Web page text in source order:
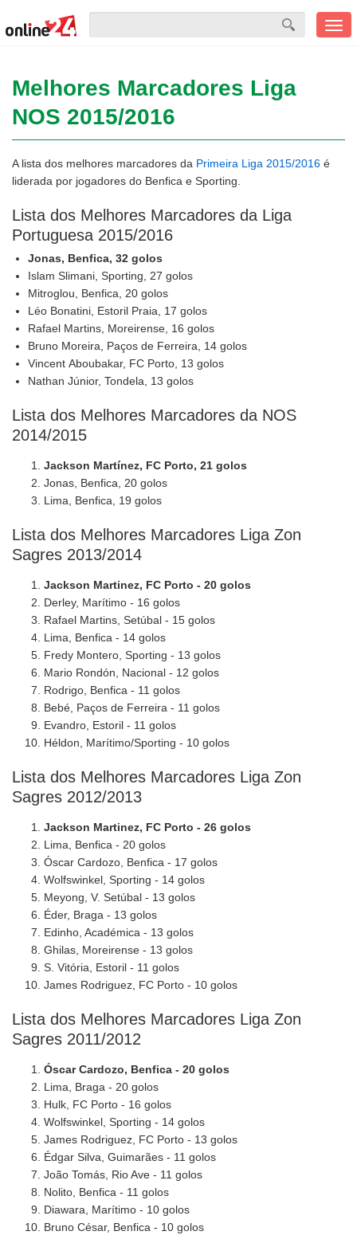
Melhores Marcadores Liga
NOS 2015/2016
A lista dos melhores marcadores da Primeira Liga 2015/2016 é
liderada por jogadores do Benfica e Sporting.
Lista dos Melhores Marcadores da Liga
Portuguesa 2015/2016
Jonas, Benfica, 32 golos
Islam Slimani, Sporting, 27 golos
Mitroglou, Benfica, 20 golos
Léo Bonatini, Estoril Praia, 17 golos
Rafael Martins, Moreirense, 16 golos
Bruno Moreira, Paços de Ferreira, 14 golos
Vincent Aboubakar, FC Porto, 13 golos
Nathan Júnior, Tondela, 13 golos
Lista dos Melhores Marcadores da NOS
2014/2015
Jackson Martínez, FC Porto, 21 golos
Jonas, Benfica, 20 golos
Lima, Benfica, 19 golos
Lista dos Melhores Marcadores Liga Zon
Sagres 2013/2014
Jackson Martinez, FC Porto - 20 golos
Derley, Marítimo - 16 golos
Rafael Martins, Setúbal - 15 golos
Lima, Benfica - 14 golos
Fredy Montero, Sporting - 13 golos
Mario Rondón, Nacional - 12 golos
Rodrigo, Benfica - 11 golos
Bebé, Paços de Ferreira - 11 golos
Evandro, Estoril - 11 golos
Héldon, Marítimo/Sporting - 10 golos
Lista dos Melhores Marcadores Liga Zon
Sagres 2012/2013
Jackson Martinez, FC Porto - 26 golos
Lima, Benfica - 20 golos
Óscar Cardozo, Benfica - 17 golos
Wolfswinkel, Sporting - 14 golos
Meyong, V. Setúbal - 13 golos
Éder, Braga - 13 golos
Edinho, Académica - 13 golos
Ghilas, Moreirense - 13 golos
S. Vitória, Estoril - 11 golos
James Rodriguez, FC Porto - 10 golos
Lista dos Melhores Marcadores Liga Zon
Sagres 2011/2012
Óscar Cardozo, Benfica - 20 golos
Lima, Braga - 20 golos
Hulk, FC Porto - 16 golos
Wolfswinkel, Sporting - 14 golos
James Rodriguez, FC Porto - 13 golos
Édgar Silva, Guimarães - 11 golos
João Tomás, Rio Ave - 11 golos
Nolito, Benfica - 11 golos
Diawara, Marítimo - 10 golos
Bruno César, Benfica - 10 golos